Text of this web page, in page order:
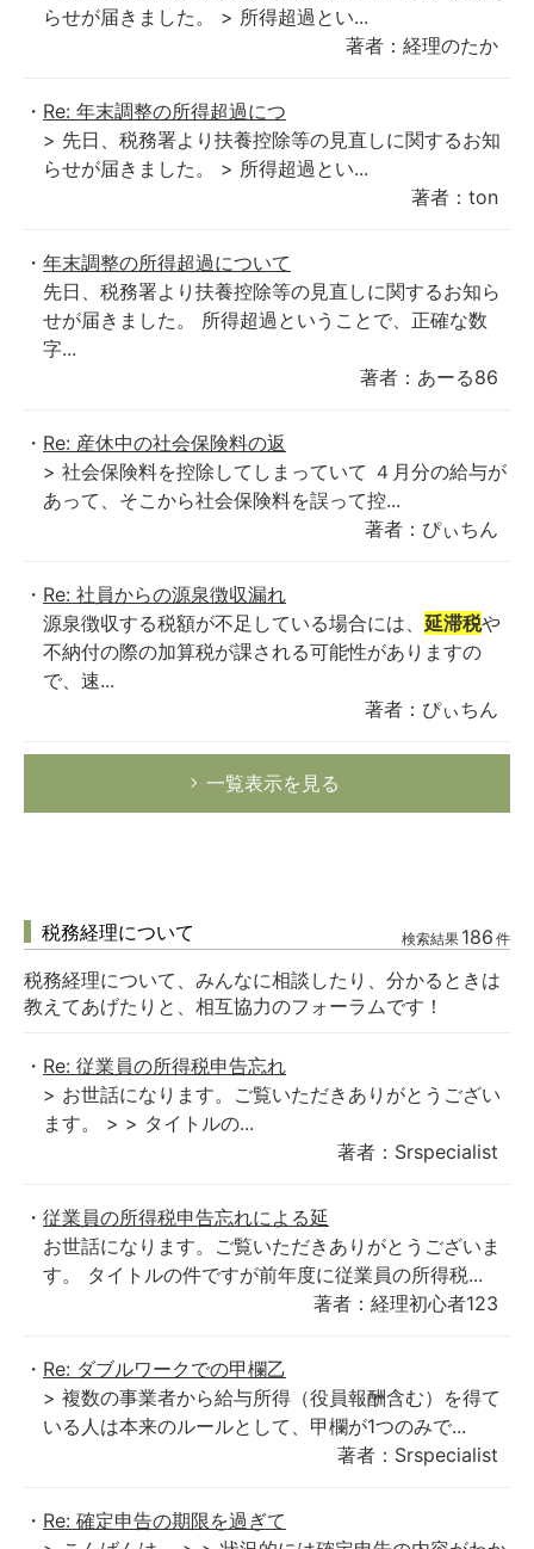
らせが届きました。 > 所得超過とい...
著者：経理のたか
Re: 年末調整の所得超過につ
> 先日、税務署より扶養控除等の見直しに関するお知
らせが届きました。 > 所得超過とい...
著者：ton
年末調整の所得超過について
先日、税務署より扶養控除等の見直しに関するお知ら
せが届きました。 所得超過ということで、正確な数
字...
著者：あーる86
Re: 産休中の社会保険料の返
> 社会保険料を控除してしまっていて ４月分の給与が
あって、そこから社会保険料を誤って控...
著者：ぴぃちん
Re: 社員からの源泉徴収漏れ
源泉徴収する税額が不足している場合には、 延滞税や
不納付の際の加算税が課される可能性がありますの
で、速...
著者：ぴぃちん
一覧表示を見る
税務経理について 検索結果 186 件
税務経理について、みんなに相談したり、分かるときは
教えてあげたりと、相互協力のフォーラムです！
Re: 従業員の所得税申告忘れ
> お世話になります。ご覧いただきありがとうござい
ます。 > > タイトルの...
著者：Srspecialist
従業員の所得税申告忘れによる延
お世話になります。ご覧いただきありがとうございま
す。 タイトルの件ですが前年度に従業員の所得税...
著者：経理初心者123
Re: ダブルワークでの甲欄乙
> 複数の事業者から給与所得（役員報酬含む）を得て
いる人は本来のルールとして、甲欄が1つのみで...
著者：Srspecialist
Re: 確定申告の期限を過ぎて